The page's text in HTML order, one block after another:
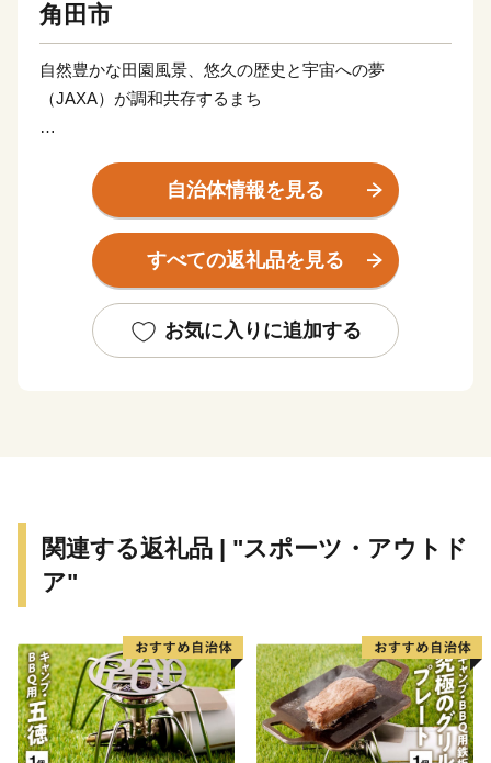
角田市
自然豊かな田園風景、悠久の歴史と宇宙への夢
（JAXA）が調和共存するまち
た角田市は、平安時代に建築された宮城県最古の木造建
築であり重要文化財の高蔵寺阿弥陀堂と、最新の技術で
ある宇宙航空研究開発機構（JAXA）の研究開発拠点が
あり、悠久の歴史と最新技術のコントラストが魅力のま
とから、市の真ん中に位置する台山公園にはH2ロケッ
ト実物大模型があり、その横にあるスペースタワー展望
技術、農業と工業が共存するまちであり、「こめ」「ま
め」「うめ」「ひめ」「ゆめ」の「かくだの５つ
す。
自治体情報を見る
すべての返礼品を見る
お気に入りに追加する
関連する返礼品 | "スポーツ・アウトド
ア"